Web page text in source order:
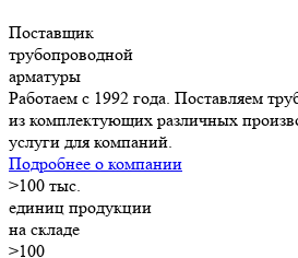
Поставщик
трубопроводной
арматуры
Работаем с 1992 года. Поставляем
из комплектующих различных
услуги для компаний.
Подробнее о компании
>100 тыс.
единиц продукции
на складе
>100